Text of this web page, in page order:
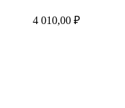
4 010,00 ₽